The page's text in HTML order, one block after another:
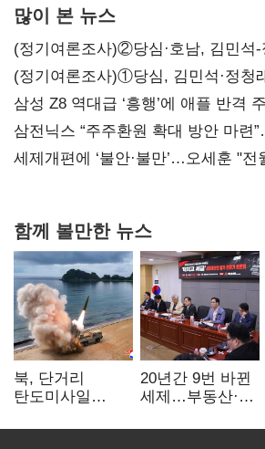
많이 본 뉴스
(정기여론조사)②당심·호남, 김민석
(정기여론조사)①당심, 김민석·정청
지지도 '50% 아래로'(종합)
삼성 Z8 역대급 ‘흥행’에 애플 반격
대전’
삼전닉스 “주주환원 확대 방안 마련
보내
세제개편에 ‘불안·불만’…오세훈 "전
함께 볼만한 뉴스
북, 단거리
탄도미사일
"즉각 중단 촉구"
20년간 9번 바뀐
세제…부동산·
건드렸다